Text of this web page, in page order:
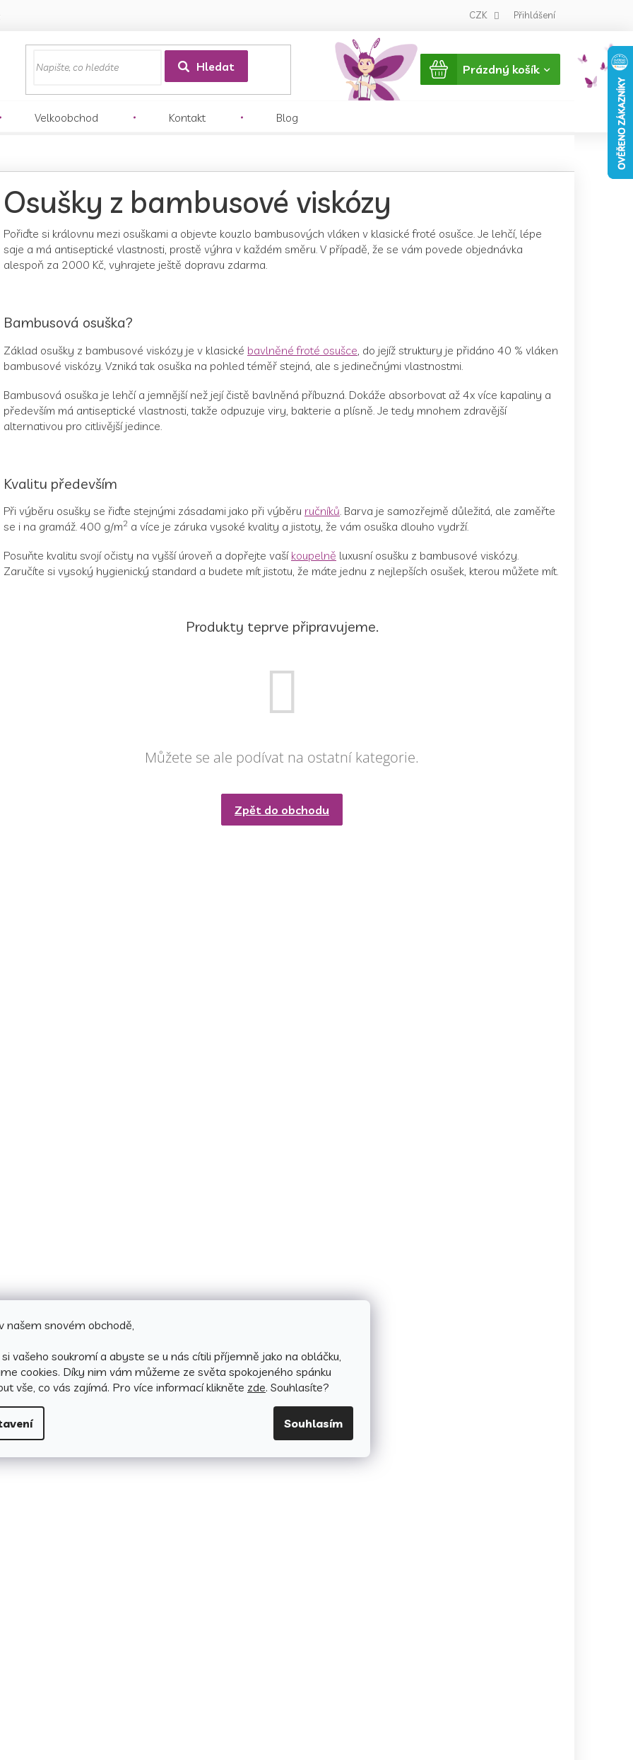
našem snovém obchodě,
vašeho soukromí a abyste se u nás cítili příjemně jako na obláčku,
cookies. Díky nim vám můžeme ze světa spokojeného spánku
vše, co vás zajímá. Pro více informací klikněte zde. Souhlasíte?
Souhlasím
CZK Přihlášení
Hledat
Nákupní
košík
Prázdný košík
Velkoobchod Kontakt Blog
Osušky z bambusové viskózy
Pořiďte si královnu mezi osuškami a objevte kouzlo bambusových vláken v klasické froté osušce. Je lehčí, lépe
saje a má antiseptické vlastnosti, prostě výhra v každém směru. V případě, že se vám povede objednávka
alespoň za 2000 Kč, vyhrajete ještě dopravu zdarma.
Bambusová osuška?
Základ osušky z bambusové viskózy je v klasické bavlněné froté osušce , do jejíž struktury je přidáno 40 % vláken
bambusové viskózy. Vzniká tak osuška na pohled téměř stejná, ale s jedinečnými vlastnostmi.
Bambusová osuška je lehčí a jemnější než její čistě bavlněná příbuzná. Dokáže absorbovat až 4x více kapaliny a
především má antiseptické vlastnosti, takže odpuzuje viry, bakterie a plísně. Je tedy mnohem zdravější
alternativou pro citlivější jedince.
Kvalitu především
Při výběru osušky se řiďte stejnými zásadami jako při výběru ručníků. Barva je samozřejmě důležitá, ale zaměřte
se i na gramáž. 400 g/m2 a více je záruka vysoké kvality a jistoty, že vám osuška dlouho vydrží.
Posuňte kvalitu svojí očisty na vyšší úroveň a dopřejte vaší koupelně luxusní osušku z bambusové viskózy.
Zaručíte si vysoký hygienický standard a budete mít jistotu, že máte jednu z nejlepších osušek, kterou můžete mít.
Produkty teprve připravujeme.
Můžete se ale podívat na ostatní kategorie.
Zpět do obchodu